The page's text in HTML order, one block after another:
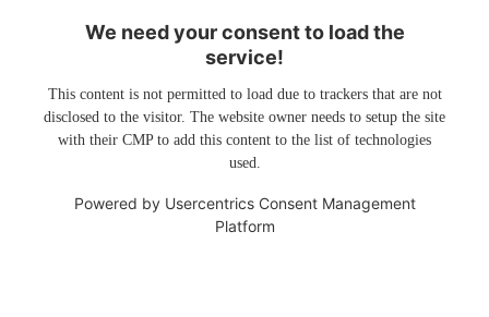
We need your consent to load the
service!
This content is not permitted to load due to trackers that are not
disclosed to the visitor. The website owner needs to setup the site
with their CMP to add this content to the list of technologies
used.
Powered by Usercentrics Consent Management
Platform